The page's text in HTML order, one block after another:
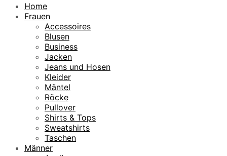
Home
Frauen
Accessoires
Blusen
Business
Jacken
Jeans und Hosen
Kleider
Mäntel
Röcke
Pullover
Shirts & Tops
Sweatshirts
Taschen
Männer